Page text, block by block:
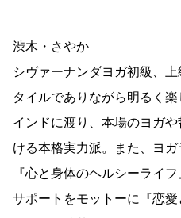
渋木・さやか
シヴァーナンダヨガ初級、
タイルでありながら明るく
インドに渡り、本場のヨガ
ける本格実力派。また、ヨ
『心と身体のヘルシーライ
サポートをモットーに『恋